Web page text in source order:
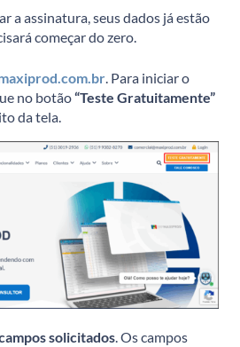
a assinatura, seus dados já estão
começar do zero.
. Para iniciar o
no botão“Teste Gratuitamente”
da tela.
solicitados. Os campos